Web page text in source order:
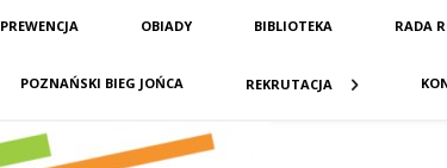
PREWENCJA OBIADY BIBLIOTEKA RADA
POZNAŃSKI BIEG JOŃCA REKRUTACJA